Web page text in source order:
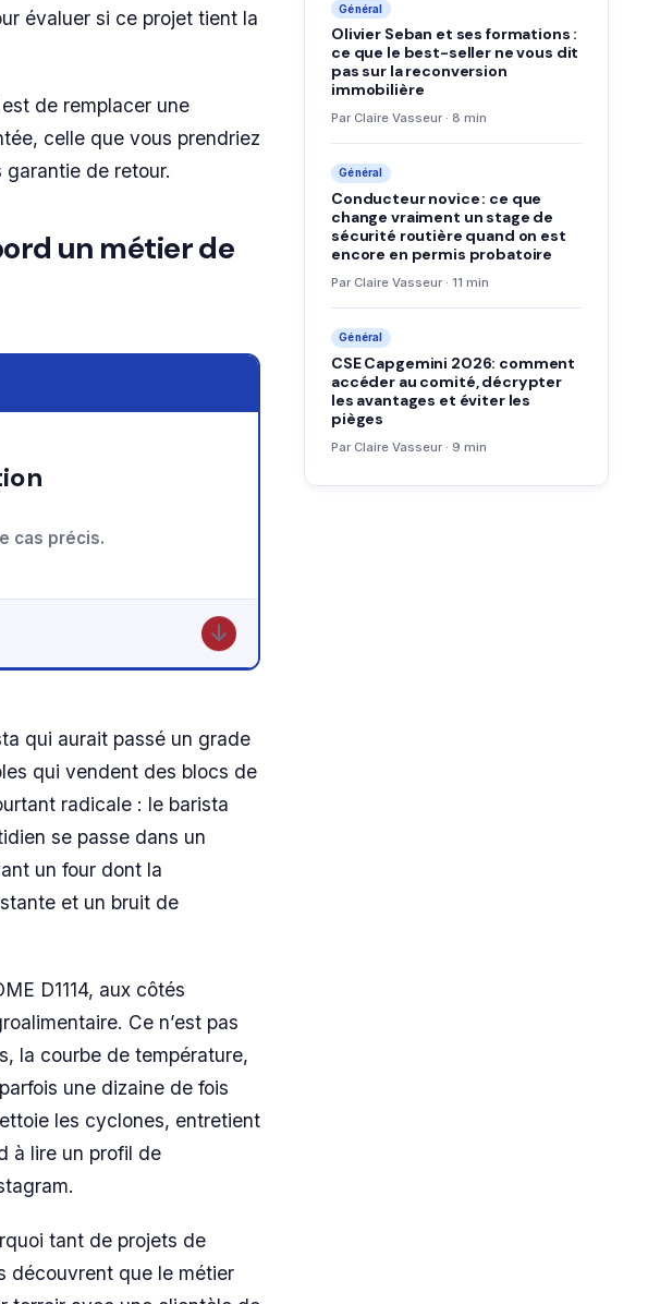
évaluer si ce projet tient la
de remplacer une
celle que vous prendriez
de retour.
un métier de
cas précis.
↓
qui aurait passé un grade
qui vendent des blocs de
radicale : le barista
se passe dans un
un four dont la
et un bruit de
D1114, aux côtés
Ce n’est pas
la courbe de température,
une dizaine de fois
les cyclones, entretient
à lire un profil de
tant de projets de
découvrent que le métier
Général
Olivier Seban et ses formations :
ce que le best-seller ne vous dit
pas sur la reconversion
immobilière
Par Claire Vasseur · 8 min
Général
Conducteur novice : ce que
change vraiment un stage de
sécurité routière quand on est
encore en permis probatoire
Par Claire Vasseur · 11 min
Général
CSE Capgemini 2026: comment
accéder au comité, décrypter
les avantages et éviter les
pièges
Par Claire Vasseur · 9 min